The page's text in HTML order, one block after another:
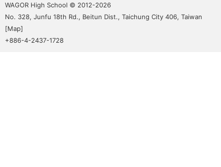
WAGOR High School © 2012-2026
No. 328, Junfu 18th Rd., Beitun Dist., Taichung City 406, Taiwan
[Map]
+886-4-2437-1728